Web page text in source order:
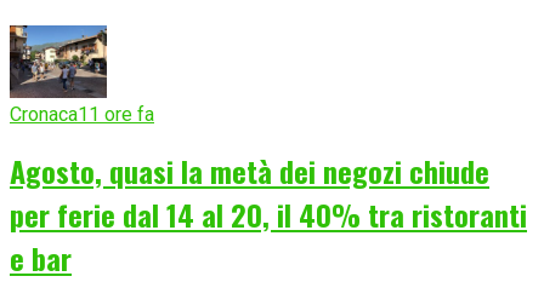
Cronaca11 ore fa
Agosto, quasi la metà dei negozi chiude
per ferie dal 14 al 20, il 40% tra ristoranti
e bar